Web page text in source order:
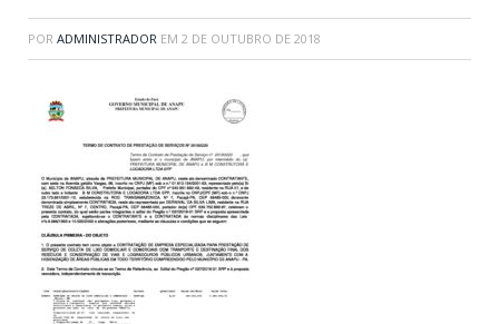
POR ADMINISTRADOR EM 2 DE OUTUBRO DE 2018